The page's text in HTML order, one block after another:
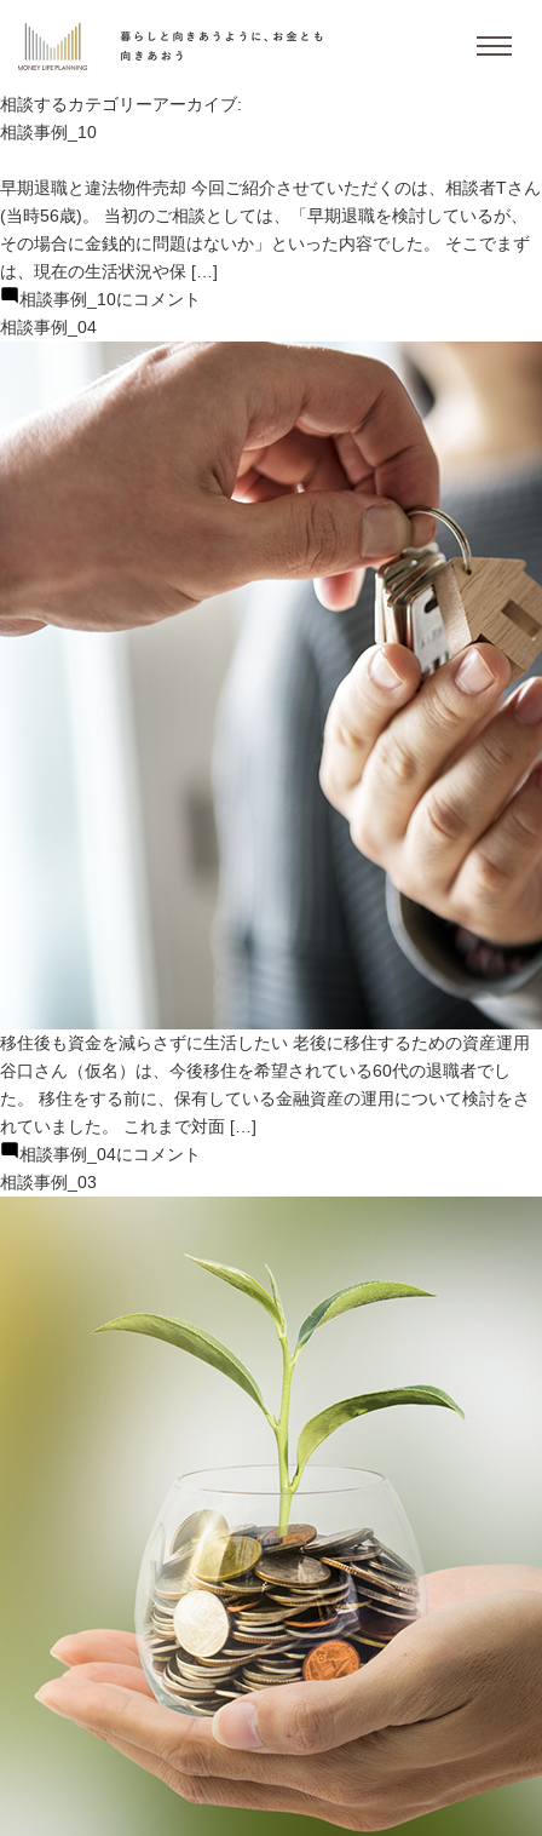
相談するカテゴリーアーカイブ:
相談事例_10
早期退職と違法物件売却 今回ご紹介させていただくのは、相談者Tさん
(当時56歳)。 当初のご相談としては、「早期退職を検討しているが、
その場合に金銭的に問題はないか」といった内容でした。 そこでまず
は、現在の生活状況や保 […]
相談事例_10に コメント
相談事例_04
移住後も資金を減らさずに生活したい 老後に移住するための資産運用
谷口さん（仮名）は、今後移住を希望されている60代の退職者でし
た。 移住をする前に、保有している金融資産の運用について検討をさ
れていました。 これまで対面 […]
相談事例_04に コメント
相談事例_03